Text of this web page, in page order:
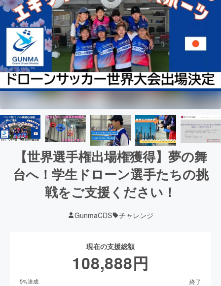
【世界選手権出場権獲得】夢の舞
台へ！学生ドローン選手たちの挑
戦をご支援ください！
GunmaCDS チャレンジ
現在の支援総額
108,888円
5%達成 終了